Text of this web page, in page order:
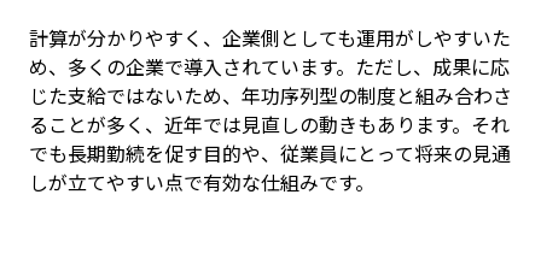
計算が分かりやすく、企業側としても運用がしやすいた
め、多くの企業で導入されています。ただし、成果に応
じた支給ではないため、年功序列型の制度と組み合わさ
ることが多く、近年では見直しの動きもあります。それ
でも長期勤続を促す目的や、従業員にとって将来の見通
しが立てやすい点で有効な仕組みです。